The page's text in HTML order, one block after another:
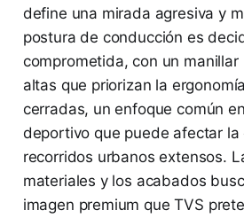
define una mirada agresiva y
postura de conducción es
comprometida, con un
altas que priorizan la
cerradas, un enfoque común
deportivo que puede afectar
recorridos urbanos extensos.
materiales y los acabados
imagen premium que TVS